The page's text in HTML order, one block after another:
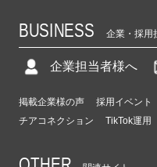
BUSINESS 企業・採用
企業担当者様へ
掲載企業様の声 採用イベント
チアコネクション
TikTok運用